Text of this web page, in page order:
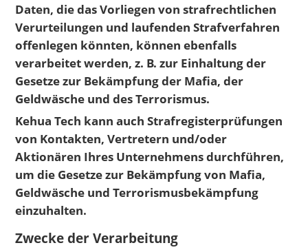
Daten, die das Vorliegen von strafrechtlichen
Verurteilungen und laufenden Strafverfahren
offenlegen könnten, können ebenfalls
verarbeitet werden, z. B. zur Einhaltung der
Gesetze zur Bekämpfung der Mafia, der
Geldwäsche und des Terrorismus.
Kehua Tech kann auch Strafregisterprüfungen
von Kontakten, Vertretern und/oder
Aktionären Ihres Unternehmens durchführen,
um die Gesetze zur Bekämpfung von Mafia,
Geldwäsche und Terrorismusbekämpfung
einzuhalten.
Zwecke der Verarbeitung